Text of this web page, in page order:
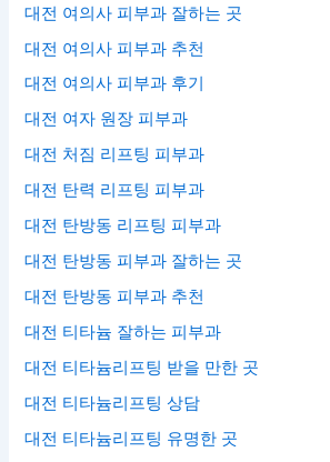
대전 여의사 피부과 잘하는 곳
대전 여의사 피부과 추천
대전 여의사 피부과 후기
대전 여자 원장 피부과
대전 처짐 리프팅 피부과
대전 탄력 리프팅 피부과
대전 탄방동 리프팅 피부과
대전 탄방동 피부과 잘하는 곳
대전 탄방동 피부과 추천
대전 티타늄 잘하는 피부과
대전 티타늄리프팅 받을 만한 곳
대전 티타늄리프팅 상담
대전 티타늄리프팅 유명한 곳